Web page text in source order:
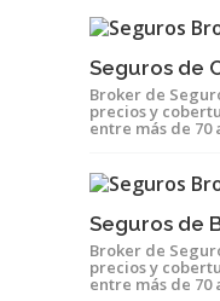
Seguros de
Broker de
precios y
entre más de
Seguros de
Broker de
precios y
entre más de